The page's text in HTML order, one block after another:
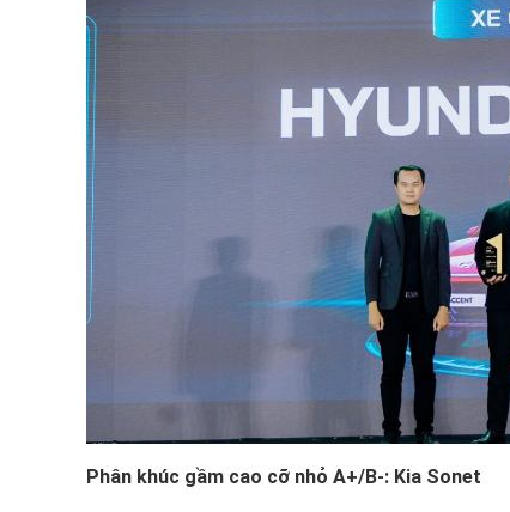
Phân khúc gầm cao cỡ nhỏ A+/B-: Kia Sonet